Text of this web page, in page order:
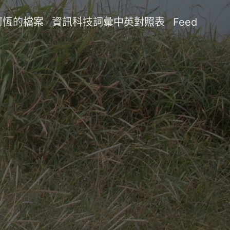
恆的檔案 資訊科技詞彙中英對照表 Feed